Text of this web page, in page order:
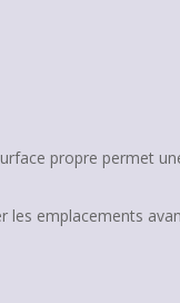
propre permet
les emplacements